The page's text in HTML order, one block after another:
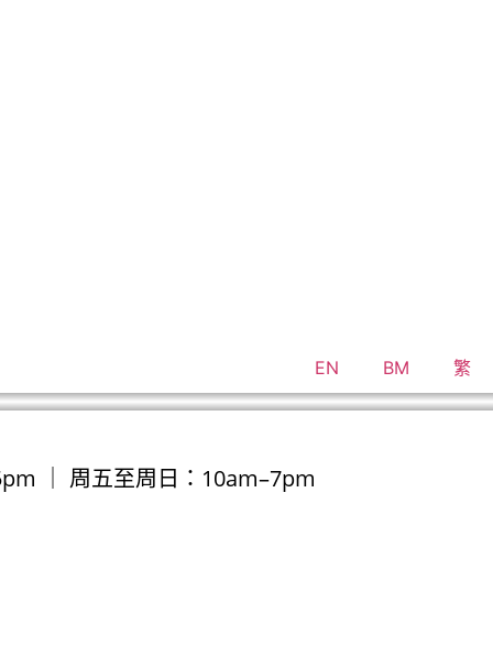
EN BM 繁
｜ 周五至周日：10am–7pm